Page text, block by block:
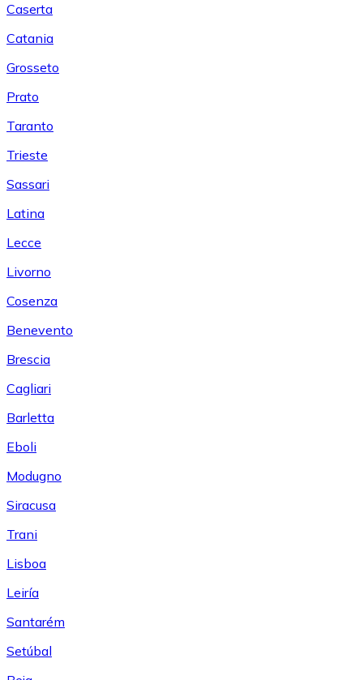
Caserta
Catania
Grosseto
Prato
Taranto
Trieste
Sassari
Latina
Lecce
Livorno
Cosenza
Benevento
Brescia
Cagliari
Barletta
Eboli
Modugno
Siracusa
Trani
Lisboa
Leiría
Santarém
Setúbal